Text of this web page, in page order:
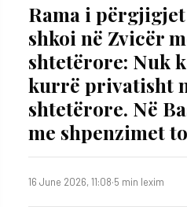
Rama i përgjigjet
shkoi në Zvicër
shtetërore: Nuk
kurrë privatisht
shtetërore. Në
me shpenzimet
16 June 2026, 11:08·5 min lexim